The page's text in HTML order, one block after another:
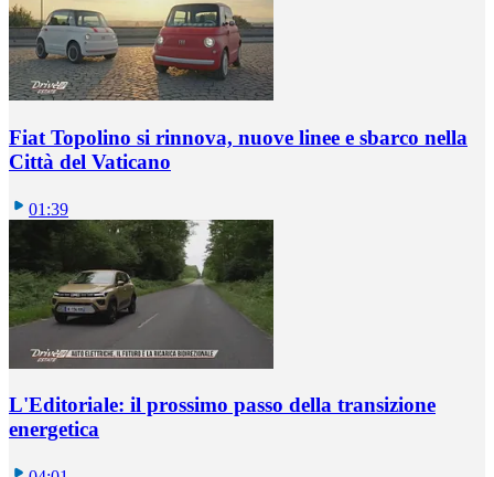
Fiat Topolino si rinnova, nuove linee e sbarco nella
Città del Vaticano
01:39
L'Editoriale: il prossimo passo della transizione
energetica